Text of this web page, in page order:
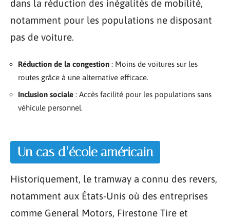
dans la réduction des inégalités de mobilité,
notamment pour les populations ne disposant
pas de voiture.
Réduction de la congestion : Moins de voitures sur les
routes grâce à une alternative efficace.
Inclusion sociale : Accès facilité pour les populations sans
véhicule personnel.
Un cas d’école américain
Historiquement, le tramway a connu des revers,
notamment aux États-Unis où des entreprises
comme General Motors, Firestone Tire et